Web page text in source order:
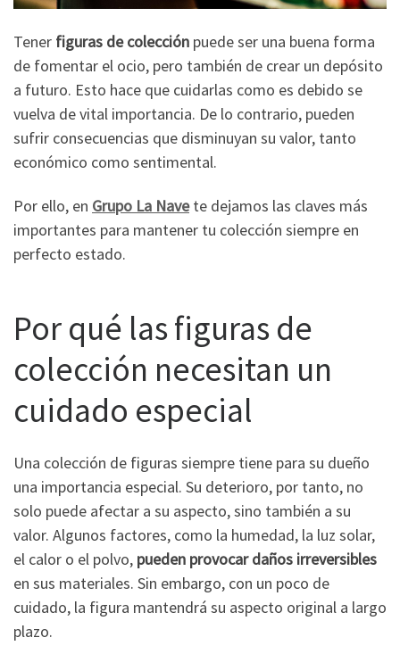
Tener figuras de colección puede ser una buena forma
de fomentar el ocio, pero también de crear un depósito
a futuro. Esto hace que cuidarlas como es debido se
vuelva de vital importancia. De lo contrario, pueden
sufrir consecuencias que disminuyan su valor, tanto
económico como sentimental.
Por ello, en Grupo La Navete dejamos las claves más
importantes para mantener tu colección siempre en
perfecto estado.
Por qué las figuras de
colección necesitan un
cuidado especial
Una colección de figuras siempre tiene para su dueño
una importancia especial. Su deterioro, por tanto, no
solo puede afectar a su aspecto, sino también a su
valor. Algunos factores, como la humedad, la luz solar,
el calor o el polvo, pueden provocar daños irreversibles
en sus materiales. Sin embargo, con un poco de
cuidado, la figura mantendrá su aspecto original a largo
plazo.